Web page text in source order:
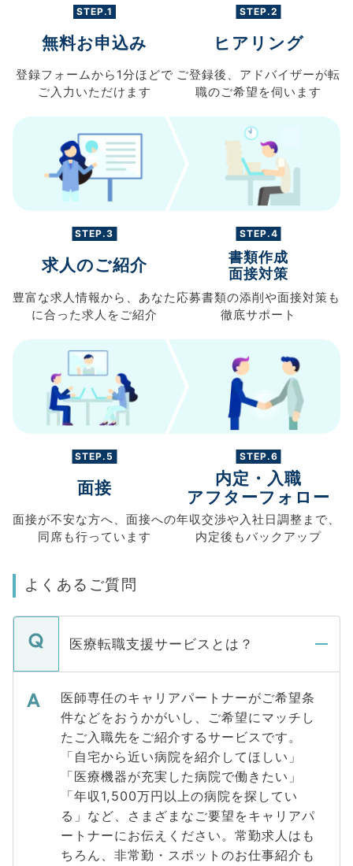
STEP.1
無料お申込み
登録フォームから 1分ほどで
ご入力 いただけます
STEP.2
ヒアリング
ご登録後、 アドバイザーが転
職のご希望を伺います
STEP.3
求人のご紹介
豊富な求人情報から、 あなた
に合った求人を ご紹介
STEP.4
書類作成
面接対策
応募書類の添削や面接対策も
徹底サポート
STEP.5
面接
面接が不安な方へ、 面接への
同席も行っています
STEP.6
内定・入職
アフターフォロー
年収交渉や入社日調整まで、
内定後もバックアップ
よくあるご質問
医療転職支援サービスとは？
医師専任のキャリアパートナーがご希望条
件などをおうかがいし、ご希望にマッチし
たご入職先をご紹介するサービスです。
「自宅から近い病院を紹介してほしい」
「医療機器が充実した病院で働きたい」
「年収1,500万円以上の病院を探してい
る」など、さまざまなご要望をキャリアパ
ートナーにお伝えください。常勤求人はも
ちろん、非常勤・スポットのお仕事紹介も